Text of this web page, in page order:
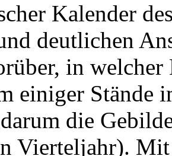
Kalender
deutlichen
in
einiger Stände
die
Vierteljahr).